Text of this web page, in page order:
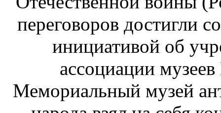
переговоров достигли
инициативой об
ассоциации
Мемориальный музей